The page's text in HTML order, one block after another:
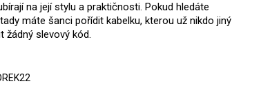
na její stylu a praktičnosti. Pokud hledáte
máte šanci pořídit kabelku, kterou už nikdo jiný
žádný slevový kód.